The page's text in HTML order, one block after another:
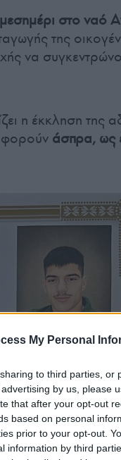
My Personal
to third parties, or
by us, please
that after your opt-out
based on personal
prior to your opt-out.
information by third
στο ναό
της
να
η έκκληση της
άσπρα, ως